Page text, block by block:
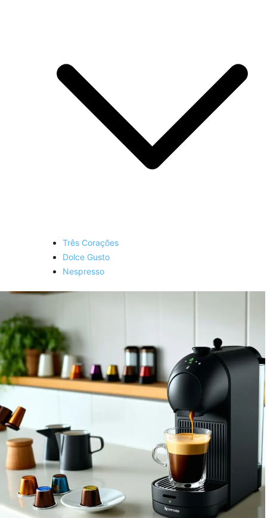
Três Corações
Dolce Gusto
Nespresso